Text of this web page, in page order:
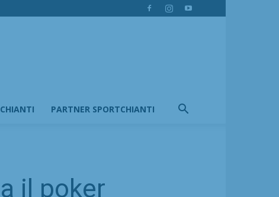
PARTNER SPORTCHIANTI
il poker